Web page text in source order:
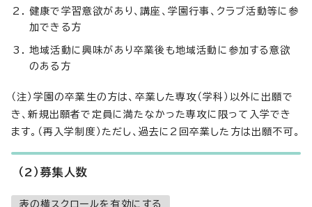
健康で学習意欲があり、講座、学園行事、クラブ活動等に参
加できる方
地域活動に興味があり卒業後も地域活動に参加する意欲
のある方
（注）学園の卒業生の方は、卒業した専攻（学科）以外に出願で
き、新規出願者で定員に満たなかった専攻に限って入学でき
ます。（再入学制度）ただし、過去に2回卒業した方は出願不可。
（2）募集人数
表の横スクロールを有効にする